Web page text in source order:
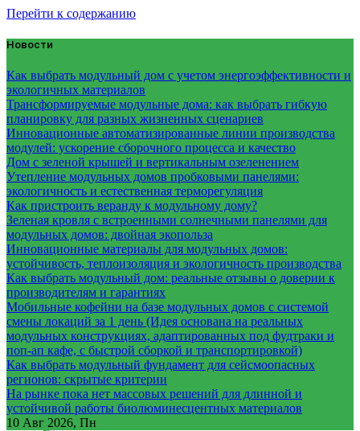
Перейти к содержанию
Новости
Как выбрать модульный дом с учетом энергоэффективности и
экологичных материалов
Трансформируемые модульные дома: как выбрать гибкую
планировку для разных жизненных сценариев
Инновационные автоматизированные линии производства
модулей: ускорение сборочного процесса и качество
Дом с зеленой крышей и вертикальным озеленением
Утепление модульных домов пробковыми панелями:
экологичность и естественная терморегуляция
Как пристроить веранду к модульному дому?
Зеленая кровля с встроенными солнечными панелями для
модульных домов: двойная экопольза
Инновационные материалы для модульных домов:
устойчивость, теплоизоляция и экологичность производства
Как выбрать модульный дом: реальные отзывы о доверии к
производителям и гарантиях
Мобильные кофейни на базе модульных домов с системой
смены локаций за 1 день (Идея основана на реальных
модульных конструкциях, адаптированных под фудтраки и
поп-ап кафе, с быстрой сборкой и транспортировкой)
Как выбрать модульный фундамент для сейсмоопасных
регионов: скрытые критерии
На рынке пока нет массовых решений для длинной и
устойчивой работы биолюминесцентных материалов
10 Авг 2026, Пн